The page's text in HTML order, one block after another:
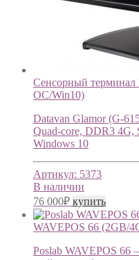
Сенсорный терминал
ОС/Win10)
Datavan Glamor (G-
Quad-core, DDR3 4G,
Windows 10
Артикул: 5373
В наличии
76 000₽ купить
WAVEPOS 66 (2GB/
Poslab WAVEPOS 66